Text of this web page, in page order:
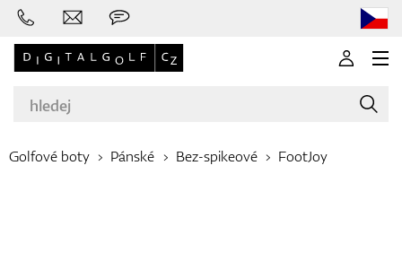
Golfové boty Pánské Bez-spikeové FootJoy